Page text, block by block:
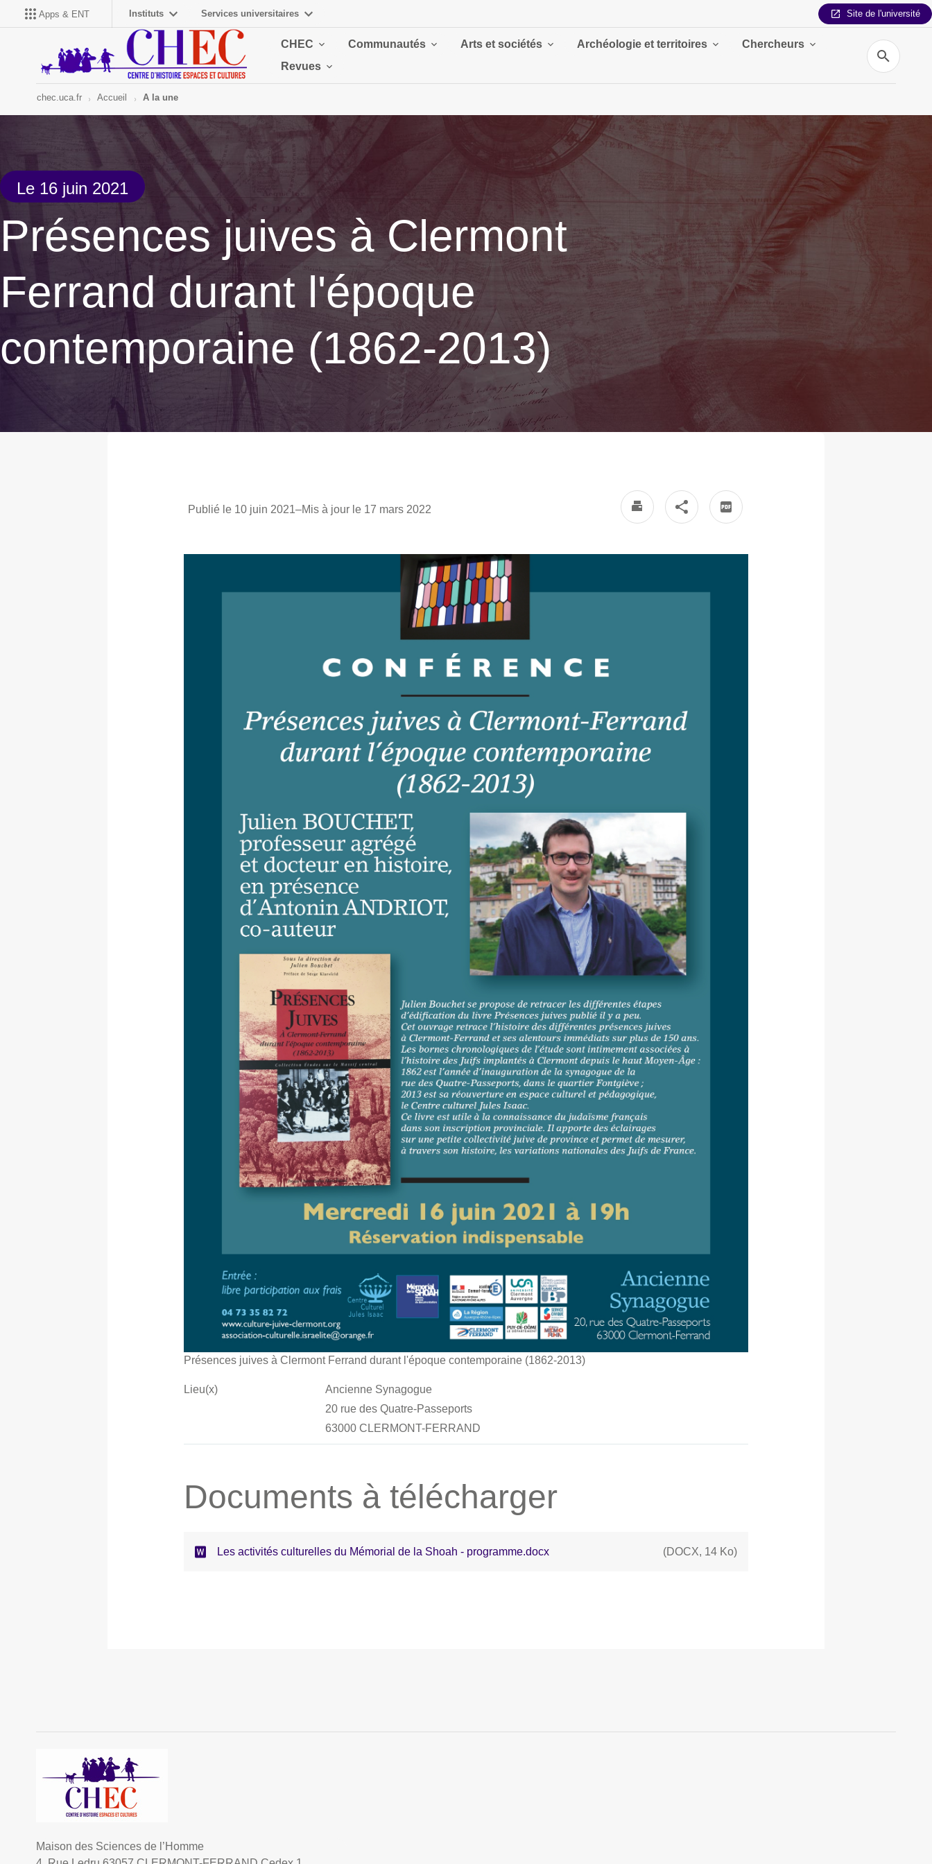
Apps & ENT Instituts Services universitaires Site de l'université
CHEC Communautés Arts et sociétés Archéologie et territoires
Chercheurs
Revues
Recherche
chec.uca.fr Accueil A la une
Le 16 juin 2021
Présences juives à Clermont
Ferrand durant l'époque
contemporaine (1862-2013)
Publié le 10 juin 2021–Mis à jour le 17 mars 2022
Présences juives à Clermont Ferrand durant l'époque contemporaine (1862-2013)
Lieu(x)
Ancienne Synagogue
20 rue des Quatre-Passeports
63000 CLERMONT-FERRAND
Documents à télécharger
Les activités culturelles du Mémorial de la Shoah - programme.docx (DOCX, 14 Ko)
Maison des Sciences de l’Homme